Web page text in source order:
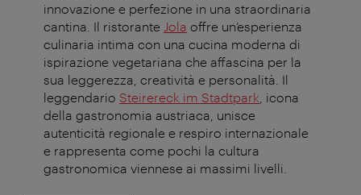
innovazione e perfezione in una straordinaria
cantina. Il ristorante Jola offre un’esperienza
culinaria intima con una cucina moderna di
ispirazione vegetariana che affascina per la
sua leggerezza, creatività e personalità. Il
leggendario Steirereck im Stadtpark , icona
della gastronomia austriaca, unisce
autenticità regionale e respiro internazionale
e rappresenta come pochi la cultura
gastronomica viennese ai massimi livelli